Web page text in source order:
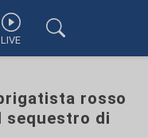
LIVE
rosso
sequestro di